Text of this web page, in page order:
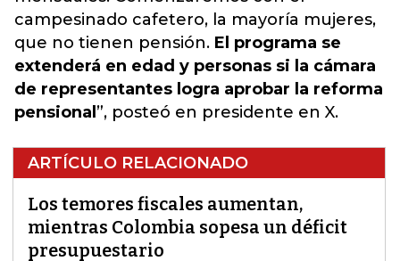
campesinado cafetero, la mayoría mujeres,
que no tienen pensión. El programa se
extenderá en edad y personas si la cámara
de representantes logra aprobar la reforma
pensional ”, posteó en presidente en X.
ARTÍCULO RELACIONADO
Los temores fiscales aumentan,
mientras Colombia sopesa un déficit
presupuestario